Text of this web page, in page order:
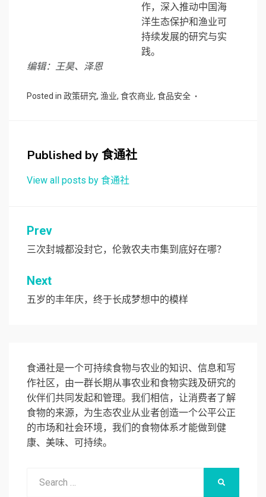
作，深入推动中国海
洋生态保护和渔业可
持续发展的研究与实
践。
编辑：王昊、泽恩
Posted in 政策研究, 渔业, 食农商业, 食品安全
Published by食通社
View all posts by 食通社
文
章
导
航
Prev
三次封城都没封它，伦敦农夫市集到底好在哪？
Next
五岁的丰年庆，终于长成梦想中的模样
食通社是一个可持续食物与农业的知识、信息和写
作社区，由一群长期从事农业和食物实践及研究的
伙伴们共同发起和管理。我们相信，让消费者了解
食物的来源，为生态农业从业者创造一个公平公正
的市场和社会环境，我们的食物体系才能做到健
康、美味、可持续。